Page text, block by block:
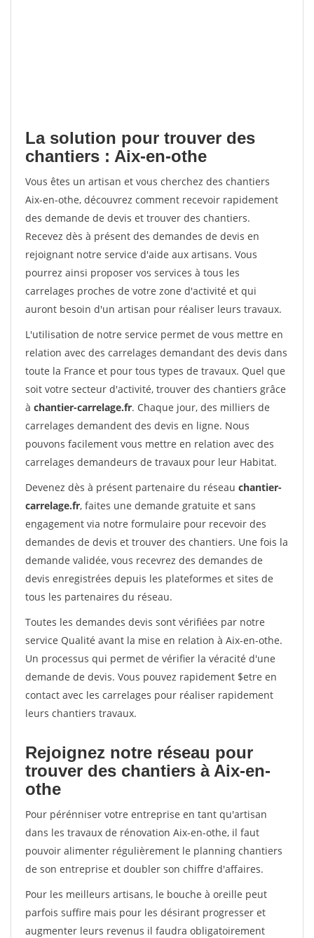
La solution pour trouver des
chantiers : Aix-en-othe
Vous êtes un artisan et vous cherchez des chantiers
Aix-en-othe, découvrez comment recevoir rapidement
des demande de devis et trouver des chantiers.
Recevez dès à présent des demandes de devis en
rejoignant notre service d'aide aux artisans. Vous
pourrez ainsi proposer vos services à tous les
carrelages proches de votre zone d'activité et qui
auront besoin d'un artisan pour réaliser leurs travaux.
L'utilisation de notre service permet de vous mettre en
relation avec des carrelages demandant des devis dans
toute la France et pour tous types de travaux. Quel que
soit votre secteur d'activité, trouver des chantiers grâce
à chantier-carrelage.fr. Chaque jour, des milliers de
carrelages demandent des devis en ligne. Nous
pouvons facilement vous mettre en relation avec des
carrelages demandeurs de travaux pour leur Habitat.
Devenez dès à présent partenaire du réseau chantier-
carrelage.fr, faites une demande gratuite et sans
engagement via notre formulaire pour recevoir des
demandes de devis et trouver des chantiers. Une fois la
demande validée, vous recevrez des demandes de
devis enregistrées depuis les plateformes et sites de
tous les partenaires du réseau.
Toutes les demandes devis sont vérifiées par notre
service Qualité avant la mise en relation à Aix-en-othe.
Un processus qui permet de vérifier la véracité d'une
demande de devis. Vous pouvez rapidement $etre en
contact avec les carrelages pour réaliser rapidement
leurs chantiers travaux.
Rejoignez notre réseau pour
trouver des chantiers à Aix-en-
othe
Pour pérénniser votre entreprise en tant qu'artisan
dans les travaux de rénovation Aix-en-othe, il faut
pouvoir alimenter régulièrement le planning chantiers
de son entreprise et doubler son chiffre d'affaires.
Pour les meilleurs artisans, le bouche à oreille peut
parfois suffire mais pour les désirant progresser et
augmenter leurs revenus il faudra obligatoirement